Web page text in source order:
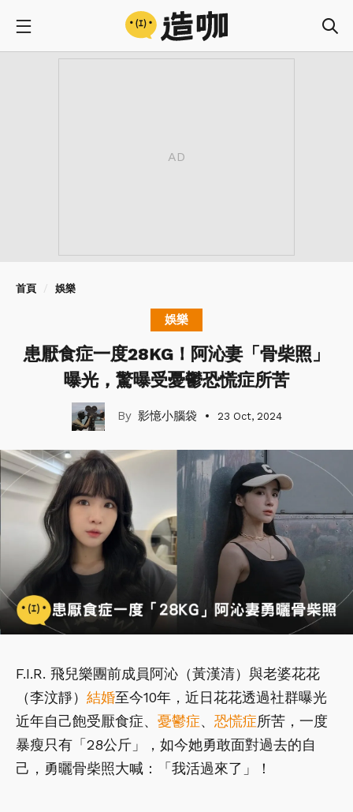
首頁 娛樂
娛樂
患厭食症一度28KG！阿沁妻「骨柴照」
曝光，驚曝受憂鬱恐慌症所苦
影憶小腦袋 23 Oct, 2024
F.I.R. 飛兒樂團前成員阿沁（黃漢清）與老婆花花
（李汶靜） 結婚至今10年，近日花花透過社群曝光
近年自己飽受厭食症、 憂鬱症、 恐慌症所苦，一度
暴瘦只有「28公斤」，如今她勇敢面對過去的自
己，勇曬骨柴照大喊：「我活過來了」！